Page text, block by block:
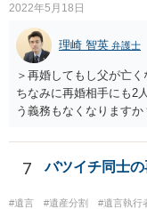
2022年5月18日
理崎 智英 弁護士
＞再婚してもし父が亡
ちなみに再婚相手にも2
う義務もなくなります
戸籍がどこにあるのか
たことを知ってから３
7 バツイチ同士
#遺言 #遺産分割 #遺言執行